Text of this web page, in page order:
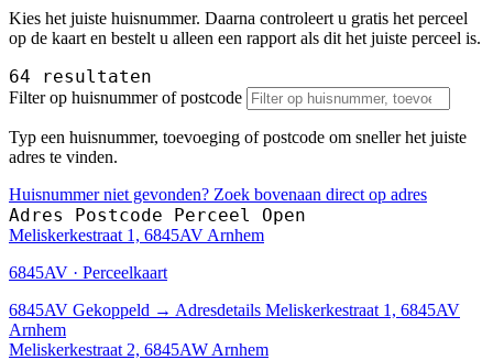
Kies het juiste huisnummer. Daarna controleert u gratis het perceel
op de kaart en bestelt u alleen een rapport als dit het juiste perceel is.
64 resultaten
Filter op huisnummer of postcode
Typ een huisnummer, toevoeging of postcode om sneller het juiste
adres te vinden.
Huisnummer niet gevonden? Zoek bovenaan direct op adres
Adres Postcode Perceel Open
Meliskerkestraat 1, 6845AV Arnhem
6845AV · Perceelkaart
6845AV Gekoppeld → Adresdetails Meliskerkestraat 1, 6845AV
Arnhem
Meliskerkestraat 2, 6845AW Arnhem